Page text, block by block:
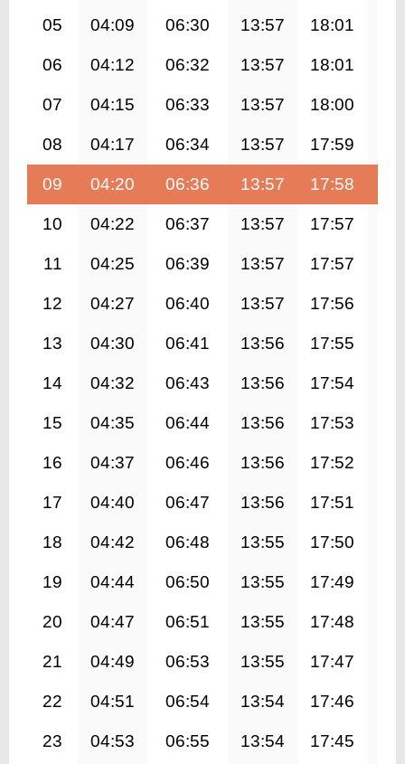
05 04:09 06:30 13:57 18:01
06 04:12 06:32 13:57 18:01
07 04:15 06:33 13:57 18:00
08 04:17 06:34 13:57 17:59
09 04:20 06:36 13:57 17:58
10 04:22 06:37 13:57 17:57
11 04:25 06:39 13:57 17:57
12 04:27 06:40 13:57 17:56
13 04:30 06:41 13:56 17:55
14 04:32 06:43 13:56 17:54
15 04:35 06:44 13:56 17:53
16 04:37 06:46 13:56 17:52
17 04:40 06:47 13:56 17:51
18 04:42 06:48 13:55 17:50
19 04:44 06:50 13:55 17:49
20 04:47 06:51 13:55 17:48
21 04:49 06:53 13:55 17:47
22 04:51 06:54 13:54 17:46
23 04:53 06:55 13:54 17:45